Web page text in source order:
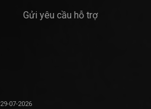
Gửi yêu cầu hỗ trợ
29-07-2026